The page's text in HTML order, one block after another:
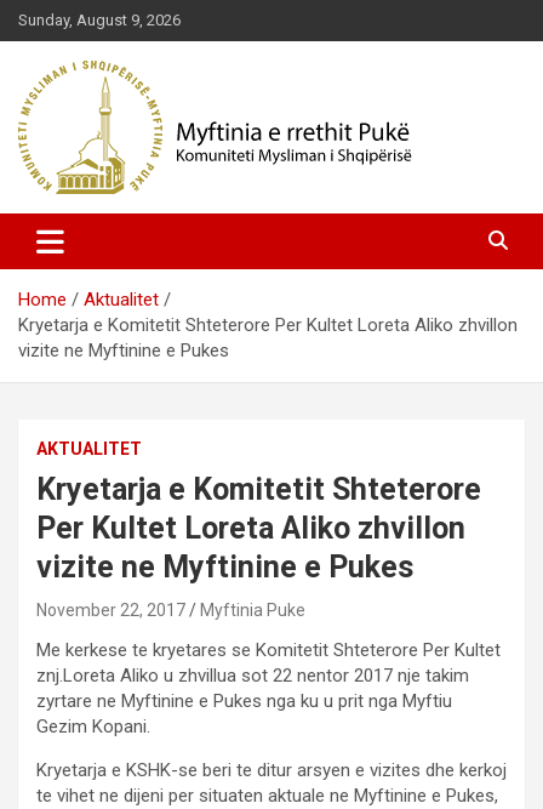
Skip
to
content
Sunday, August 9, 2026
Myftinia Pukë | Faqja Zyrtare
Home
Aktualitet
Kryetarja e Komitetit Shteterore Per Kultet Loreta Aliko zhvillon
vizite ne Myftinine e Pukes
AKTUALITET
Kryetarja e Komitetit Shteterore
Per Kultet Loreta Aliko zhvillon
vizite ne Myftinine e Pukes
November 22, 2017 Myftinia Puke
Me kerkese te kryetares se Komitetit Shteterore Per Kultet
znj.Loreta Aliko u zhvillua sot 22 nentor 2017 nje takim
zyrtare ne Myftinine e Pukes nga ku u prit nga Myftiu
Gezim Kopani.
Kryetarja e KSHK-se beri te ditur arsyen e vizites dhe kerkoj
te vihet ne dijeni per situaten aktuale ne Myftinine e Pukes,